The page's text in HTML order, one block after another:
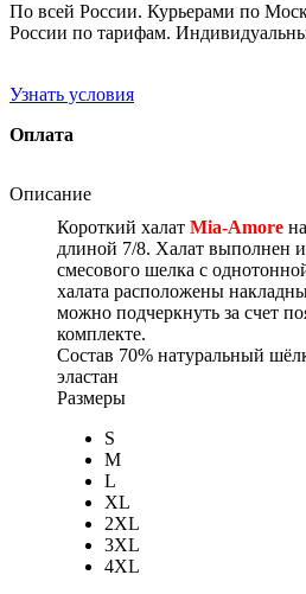
По всей России. Курьерами по
России по тарифам.
Узнать условия
Оплата
Описание
Короткий халат Mia-Amore
длиной 7/8. Халат выполнен
смесового шелка с
халата расположены
можно подчеркнуть за счет
комплекте.
Состав 70% натуральный
эластан
Размеры
S
M
L
XL
2XL
3XL
4XL